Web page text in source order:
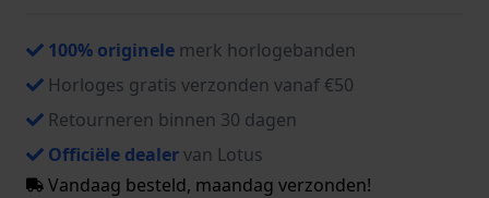
100% originele merk horlogebanden
Horloges gratis verzonden vanaf €50
Retourneren binnen 30 dagen
Officiële dealervan Lotus
Vandaag besteld, maandag verzonden!